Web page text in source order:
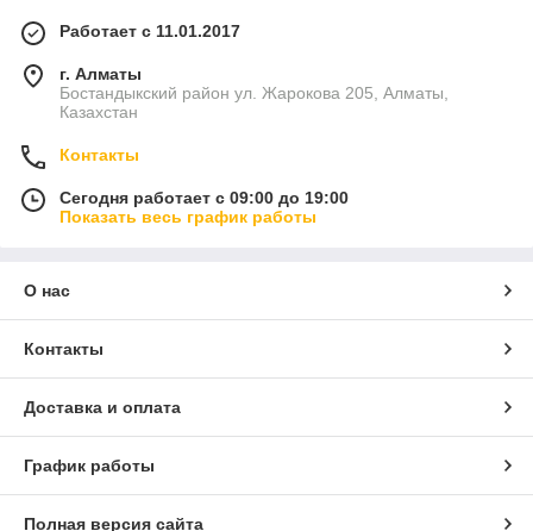
Работает с 11.01.2017
г. Алматы
Бостандыкский район ул. Жарокова 205, Алматы,
Казахстан
Контакты
Сегодня работает с 09:00 до 19:00
Показать весь график работы
О нас
Контакты
Доставка и оплата
График работы
Полная версия сайта